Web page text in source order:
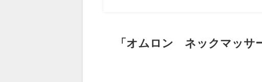
「オムロン ネックマッサ